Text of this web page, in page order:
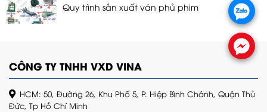
Quy trình sản xuất ván phủ phim
CÔNG TY TNHH VXD VINA
HCM: 50, Đường 26, Khu Phố 5, P. Hiệp Bình Chánh, Quận Thủ
Đức, Tp Hồ Chí Minh